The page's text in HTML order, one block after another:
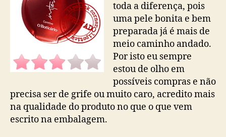
toda a diferença, pois
uma pele bonita e bem
preparada já é mais de
meio caminho andado.
Por isto eu sempre
estou de olho em
possíveis compras e não
precisa ser de grife ou muito caro, acredito mais
na qualidade do produto no que o que vem
escrito na embalagem.